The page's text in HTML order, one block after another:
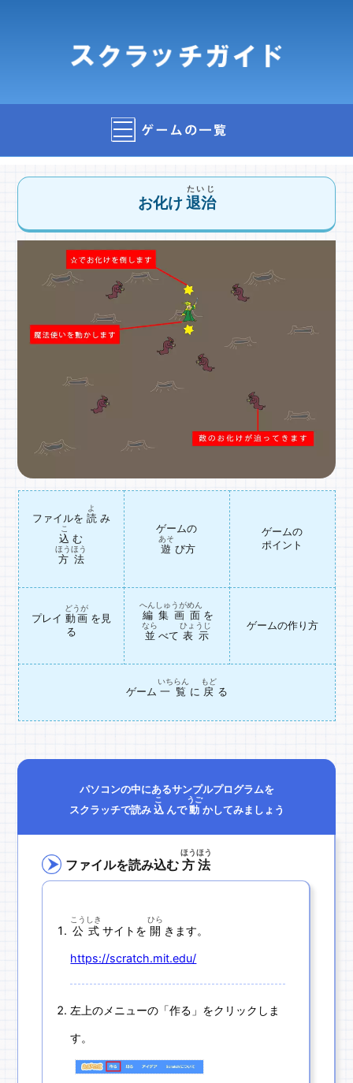
お化け退治
たいじ
ファイルを 読
よ
み
込
こ
む
方法
ほうほう
ゲームの
遊
あそ
び方
ゲームの
ポイント
プレイ 動画
どうが
を見
る
編集画面
へんしゅうがめん
を
並
なら
べて 表示
ひょうじ ゲームの作り方
ゲーム 一覧
いちらん
に 戻
もど
る
パソコンの中にあるサンプルプログラムを
スクラッチで読み 込
こ
んで動
うご
かしてみましょう
ファイルを読み込む方法
ほうほう
公式
こうしき
サイトを開
ひら
きます。
https://scratch.mit.edu/
左上のメニューの「作る」をクリックしま
す。